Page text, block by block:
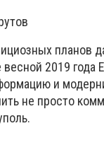
планов
2019
и
не просто